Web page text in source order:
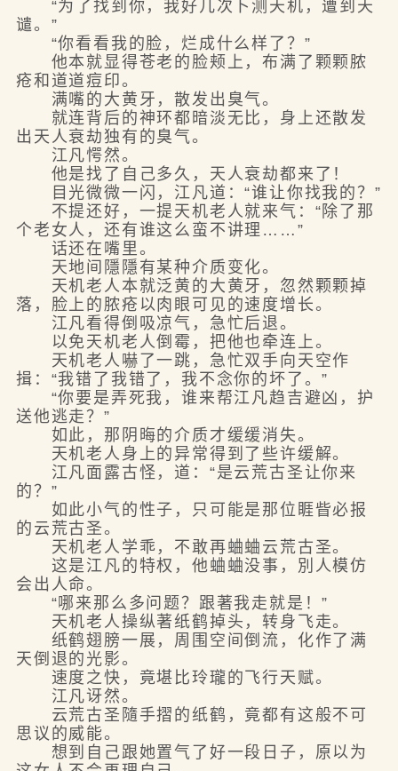
“为了找到你，我好几次卜测天机，遭到天
谴。”
“你看看我的脸，烂成什么样了？”
他本就显得苍老的脸颊上，布满了颗颗脓
疮和道道痘印。
满嘴的大黄牙，散发出臭气。
就连背后的神环都暗淡无比，身上还散发
出天人衰劫独有的臭气。
江凡愕然。
他是找了自己多久，天人衰劫都来了！
目光微微一闪，江凡道：“谁让你找我的？”
不提还好，一提天机老人就来气：“除了那
个老女人，还有谁这么蛮不讲理……”
话还在嘴里。
天地间隱隱有某种介质变化。
天机老人本就泛黄的大黄牙，忽然颗颗掉
落，脸上的脓疮以肉眼可见的速度增长。
江凡看得倒吸凉气，急忙后退。
以免天机老人倒霉，把他也牵连上。
天机老人嚇了一跳，急忙双手向天空作
揖：“我错了我错了，我不念你的坏了。”
“你要是弄死我，谁来帮江凡趋吉避凶，护
送他逃走？”
如此，那阴晦的介质才缓缓消失。
天机老人身上的异常得到了些许缓解。
江凡面露古怪，道：“是云荒古圣让你来
的？”
如此小气的性子，只可能是那位睚眥必报
的云荒古圣。
天机老人学乖，不敢再蛐蛐云荒古圣。
这是江凡的特权，他蛐蛐没事，別人模仿
会出人命。
“哪来那么多问题？跟著我走就是！”
天机老人操纵著纸鹤掉头，转身飞走。
纸鹤翅膀一展，周围空间倒流，化作了满
天倒退的光影。
速度之快，竟堪比玲瓏的飞行天赋。
江凡讶然。
云荒古圣隨手摺的纸鹤，竟都有这般不可
思议的威能。
想到自己跟她置气了好一段日子，原以为